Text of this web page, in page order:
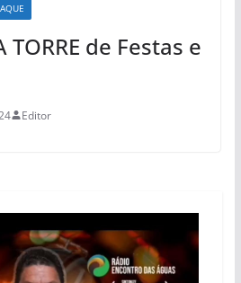
TORRE de Festas e
Editor